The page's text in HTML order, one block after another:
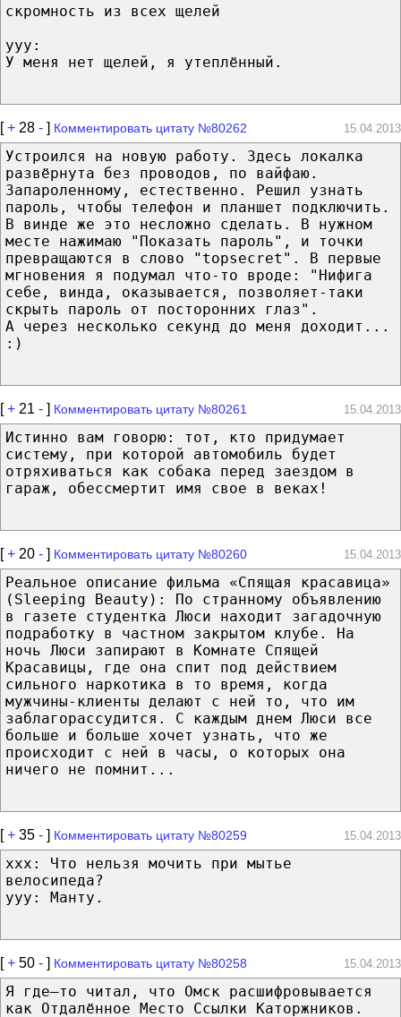
скромность из всех щелей
ууу:
У меня нет щелей, я утеплённый.
[+ 28 - ] Комментировать цитату №80262 15.04.2013
Устроился на новую работу. Здесь локалка
развёрнута без проводов, по вайфаю.
Запароленному, естественно. Решил узнать
пароль, чтобы телефон и планшет подключить.
В винде же это несложно сделать. В нужном
месте нажимаю "Показать пароль", и точки
превращаются в слово "topsecret". В первые
мгновения я подумал что-то вроде: "Нифига
себе, винда, оказывается, позволяет-таки
скрыть пароль от посторонних глаз".
А через несколько секунд до меня доходит...
:)
[+ 21 - ] Комментировать цитату №80261 15.04.2013
Истинно вам говорю: тот, кто придумает
систему, при которой автомобиль будет
отряхиваться как собака перед заездом в
гараж, обессмертит имя свое в веках!
[+ 20 - ] Комментировать цитату №80260 15.04.2013
Реальное описание фильма «Спящая красавица»
(Sleeping Beauty): По странному объявлению
в газете студентка Люси находит загадочную
подработку в частном закрытом клубе. На
ночь Люси запирают в Комнате Спящей
Красавицы, где она спит под действием
сильного наркотика в то время, когда
мужчины-клиенты делают с ней то, что им
заблагорассудится. С каждым днем Люси все
больше и больше хочет узнать, что же
происходит с ней в часы, о которых она
ничего не помнит...
[+ 35 - ] Комментировать цитату №80259 15.04.2013
xxx: Что нельзя мочить при мытье
велосипеда?
yyy: Манту.
[+ 50 - ] Комментировать цитату №80258 15.04.2013
Я где–то читал, что Омск расшифровывается
как Отдалённое Место Ссылки Каторжников.